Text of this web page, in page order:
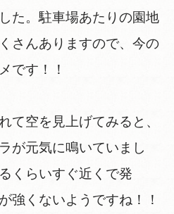
た。駐車場あたりの園地
さんありますので、今の
です！！
空を見上げてみると、
が元気に鳴いていまし
くらいすぐ近くで発
強くないようですね！！